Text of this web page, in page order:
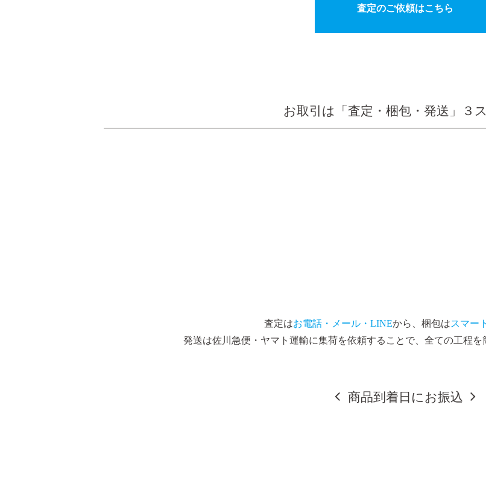
査定のご依頼はこちら
お取引は「査定・梱包・発送」３
査定はお電話・メール・LINEから、梱包はスマー
発送は佐川急便・ヤマト運輸に集荷を依頼することで、全ての工程を
商品到着日にお振込